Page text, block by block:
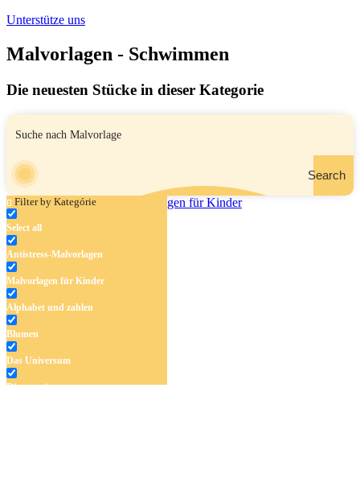
Unterstütze uns
Malvorlagen - Schwimmen
Die neuesten Stücke in dieser Kategorie
Search
Filter by Kategórie
Select all
Antistress-Malvorlagen
Malvorlagen für Kinder
Alphabet und zahlen
Blumen
Das Universum
Dinosaurier
Bademode